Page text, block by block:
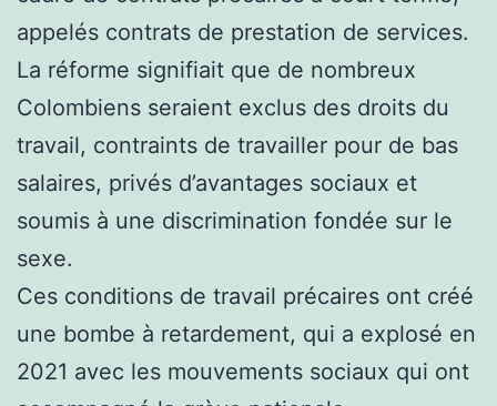
appelés contrats de prestation de services.
La réforme signifiait que de nombreux
Colombiens seraient exclus des droits du
travail, contraints de travailler pour de bas
salaires, privés d’avantages sociaux et
soumis à une discrimination fondée sur le
sexe.
Ces conditions de travail précaires ont créé
une bombe à retardement, qui a explosé en
2021 avec les mouvements sociaux qui ont